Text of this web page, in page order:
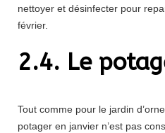
nettoyer et désinfecter pour
février.
2.4. Le
Tout comme pour le jardin
potager en janvier n’est pas